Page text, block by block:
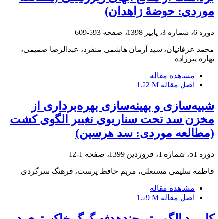
موردی: حوضۀ زاهدان)
دوره 6، شماره 3، پاییز 1398، صفحه 593-609
محمد عرفانیان، سید آرمان هاشمی منفرد، عبدالرضا صمیمی،
بهاره پیرزاده
مشاهده مقاله
اصل مقاله 1.22 M
شبیه‌سازی و بهینه‌سازی بهره‌برداری از
مخزن سد تحت سناریوی تغییر الگوی کشت
(مطالعه موردی: سد هرسین)
دوره 51، شماره 1، فروردین 1399، صفحه 1-12
فاطمه سلیمی مستعلی، مریم حافظ پرست، فرهنگ سرگردی
مشاهده مقاله
اصل مقاله 1.29 M